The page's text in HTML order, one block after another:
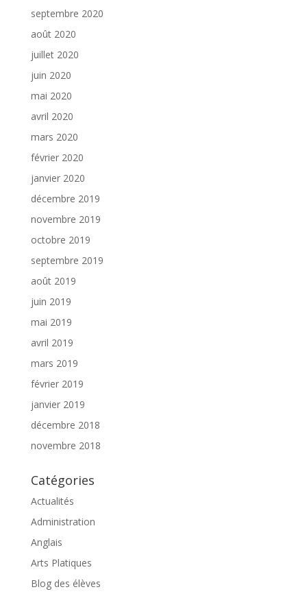
septembre 2020
août 2020
juillet 2020
juin 2020
mai 2020
avril 2020
mars 2020
février 2020
janvier 2020
décembre 2019
novembre 2019
octobre 2019
septembre 2019
août 2019
juin 2019
mai 2019
avril 2019
mars 2019
février 2019
janvier 2019
décembre 2018
novembre 2018
Catégories
Actualités
Administration
Anglais
Arts Platiques
Blog des élèves